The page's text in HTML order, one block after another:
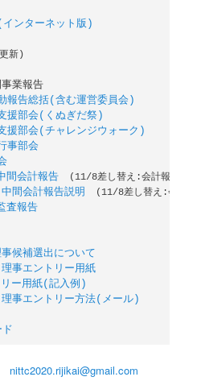
ンターネット版)
新)
業報告
報告総括(含む運営委員会)
援部会(くぬぎだ祭)
援部会(チャレンジウォーク)
事部会
間会計報告 (11/8差し替え:会計報告時
間会計報告説明 (11/8差し替え:会計
査報告
候補選出について
事エントリー用紙
ー用紙(記入例)
事エントリー方法(メール)
nittc2020.rijikai@gmail.com